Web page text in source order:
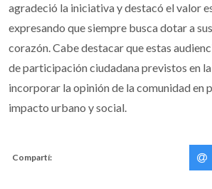
agradeció la iniciativa y destacó el valor
expresando que siempre busca dotar a
corazón. Cabe destacar que estas
de participación ciudadana previstos en
incorporar la opinión de la comunidad en
impacto urbano y social.
Compartí: